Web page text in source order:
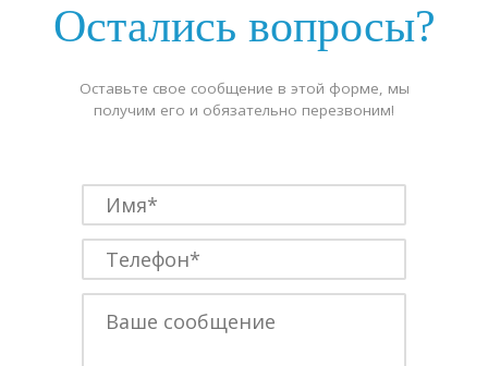
Остались вопросы?
Оставьте свое сообщение в этой форме, мы
получим его и обязательно перезвоним!